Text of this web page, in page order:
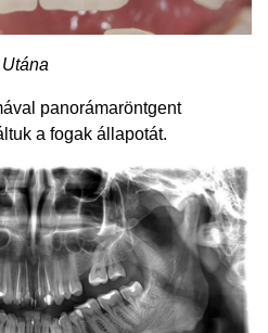
Utána
panorámaröntgent
a fogak állapotát.